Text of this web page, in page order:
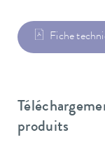
Fiche
produits